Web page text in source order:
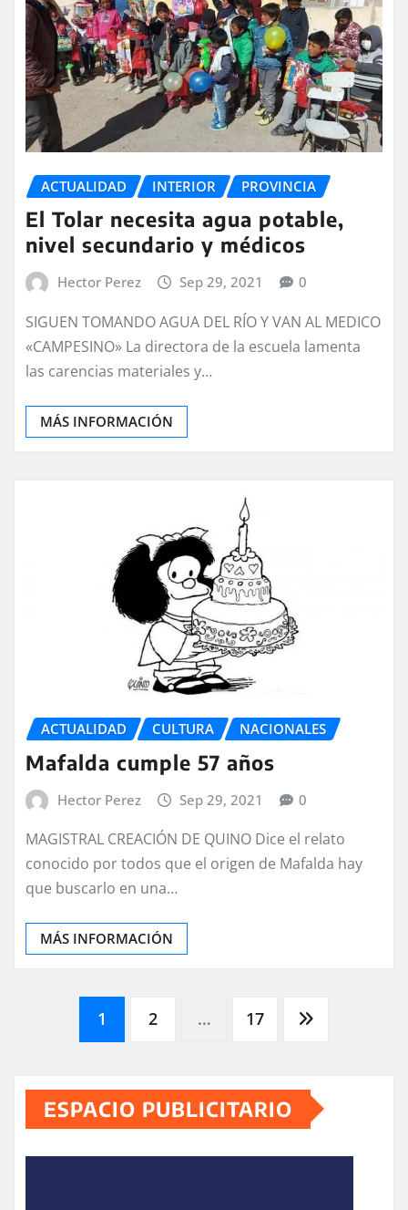
ACTUALIDAD INTERIOR PROVINCIA
El Tolar necesita agua potable,
nivel secundario y médicos
Hector Perez Sep 29, 2021 0
SIGUEN TOMANDO AGUA DEL RÍO Y VAN AL MEDICO
«CAMPESINO» La directora de la escuela lamenta
las carencias materiales y…
MÁS INFORMACIÓN
ACTUALIDAD CULTURA NACIONALES
Mafalda cumple 57 años
Hector Perez Sep 29, 2021 0
MAGISTRAL CREACIÓN DE QUINO Dice el relato
conocido por todos que el origen de Mafalda hay
que buscarlo en una…
MÁS INFORMACIÓN
Paginación
de
entradas
1 2 … 17
ESPACIO PUBLICITARIO